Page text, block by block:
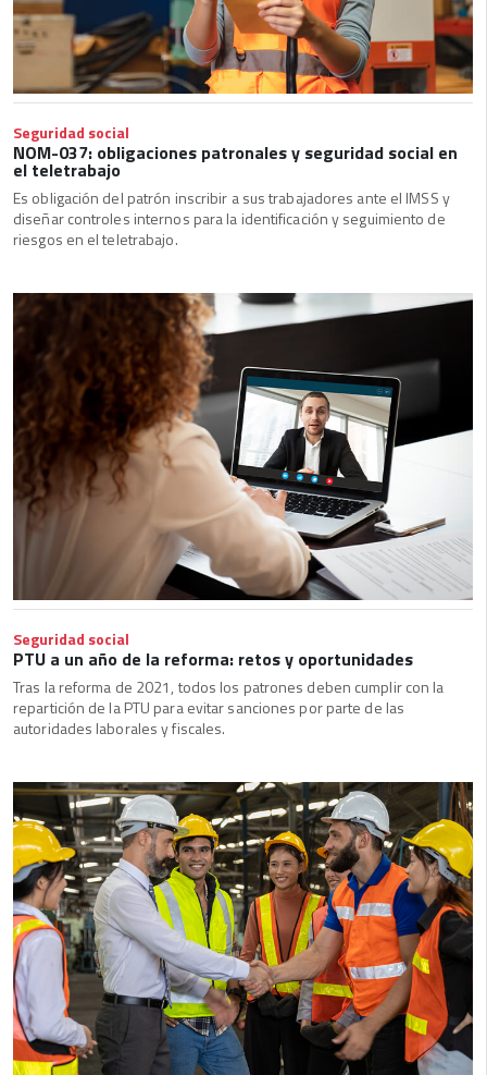
Seguridad social
NOM-037: obligaciones patronales y seguridad social en
el teletrabajo
Es obligación del patrón inscribir a sus trabajadores ante el IMSS y
diseñar controles internos para la identificación y seguimiento de
riesgos en el teletrabajo.
Seguridad social
PTU a un año de la reforma: retos y oportunidades
Tras la reforma de 2021, todos los patrones deben cumplir con la
repartición de la PTU para evitar sanciones por parte de las
autoridades laborales y fiscales.